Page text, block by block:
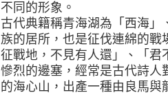
不同的形象。
古代典籍稱青海湖為「西海
族的居所，也是征伐連綿的戰
征戰地，不見有人還」、「君
慘烈的邊塞，經常是古代詩人
的海心山，出產一種由良馬